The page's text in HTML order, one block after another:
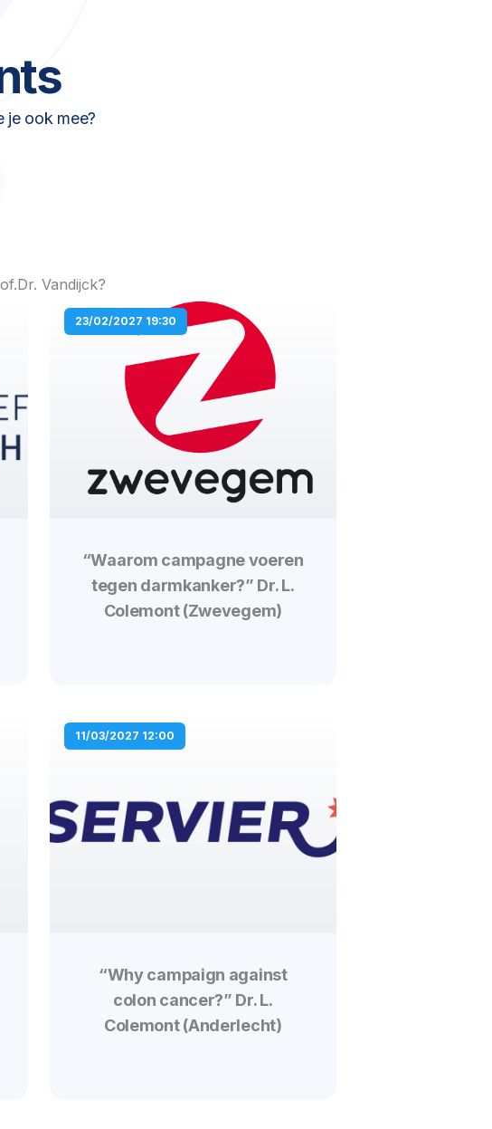
je ook mee?
Vandijck?
“Waarom campagne voeren
tegen darmkanker?” Dr. L.
Colemont (Zwevegem)
23/02/2027 19:30
“Why campaign against
colon cancer?” Dr. L.
Colemont (Anderlecht)
11/03/2027 12:00